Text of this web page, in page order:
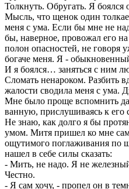
Толкнуть. Обругать. Я боялся
Мысль, что щенок один
меня с ума. Если бы мне не
бы, наверное, провожал его
полон опасностей, не говоря
богаче меня. Я -
И я боялся… заняться с ним
Сломать ненароком. Разбить
жалости сводила меня с ума.
Мне было проще вспомнить
ванную, прислушиваясь к его
Не знаю, как долго я бы
умом. Митя пришел ко мне
ощутимого поглаживания по
нашел в себе силы сказать:
- Мить, не надо. Я не
Честно.
- Я сам хочу, - пропел он в